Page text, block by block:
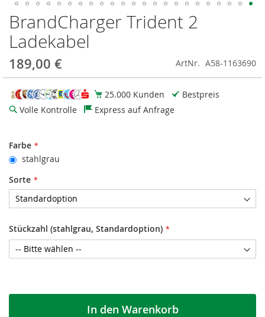
BrandCharger Trident 2
Ladekabel
189,00 € ArtNr. A58-1163690
25.000 Kunden
Bestpreis
Volle Kontrolle
Express auf Anfrage
Farbe
stahlgrau
Sorte
Stückzahl (stahlgrau, Standardoption)
In den Warenkorb
Zum
Anfang
der
springen